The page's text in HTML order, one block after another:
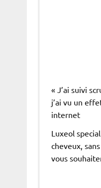
« J’ai suivi
j’ai vu un
internet
Luxeol
cheveux,
vous